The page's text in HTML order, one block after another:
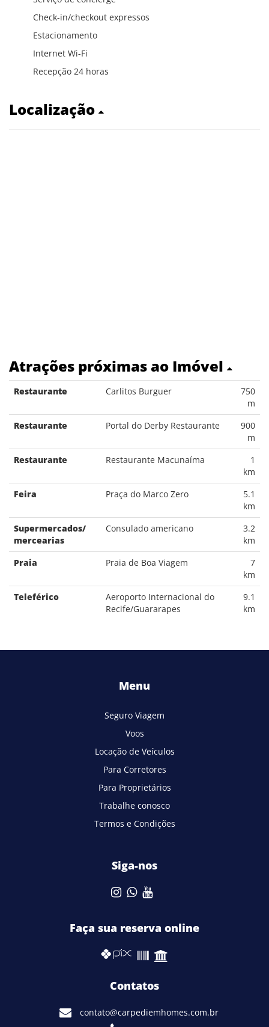
Check-in/checkout expressos
Estacionamento
Internet Wi-Fi
Recepção 24 horas
Localização
Atrações próximas ao Imóvel
Restaurante Carlitos Burguer
750
m
Restaurante
Portal do Derby Restaurante
900
m
Restaurante
Restaurante Macunaíma
1
km
Feira
Praça do Marco Zero
5.1
km
Supermercados/
mercearias
Consulado americano
3.2
km
Praia
Praia de Boa Viagem
7
km
Teleférico
Aeroporto Internacional do
Recife/Guararapes
9.1
km
Menu
Seguro Viagem
Voos
Locação de Veículos
Para Corretores
Para Proprietários
Trabalhe conosco
Termos e Condições
Siga-nos
Faça sua reserva online
Contatos
contato@carpediemhomes.com.br